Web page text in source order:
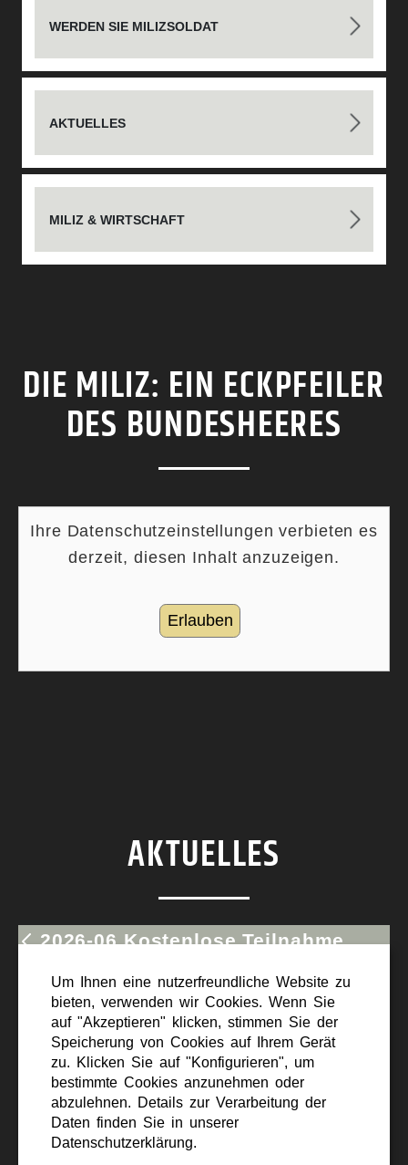
WERDEN SIE MILIZSOLDAT
AKTUELLES
MILIZ & WIRTSCHAFT
DIE MILIZ: EIN ECKPFEILER
DES BUNDESHEERES
Ihre Datenschutzeinstellungen verbieten es
derzeit, diesen Inhalt anzuzeigen.
Erlauben
AKTUELLES
2026-06 Kostenlose Teilnahme
Run 2026
Um Ihnen eine nutzerfreundliche Website zu
bieten, verwenden wir Cookies. Wenn Sie
auf "Akzeptieren" klicken, stimmen Sie der
Speicherung von Cookies auf Ihrem Gerät
zu. Klicken Sie auf "Konfigurieren", um
bestimmte Cookies anzunehmen oder
abzulehnen. Details zur Verarbeitung der
Daten finden Sie in unserer
Datenschutzerklärung.